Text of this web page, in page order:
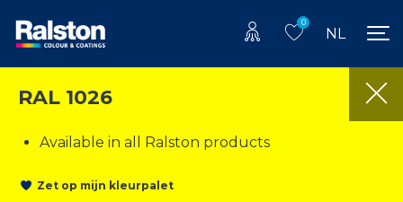
0
NL
RAL 1026
Available in all Ralston products
Zet op mijn kleurpalet